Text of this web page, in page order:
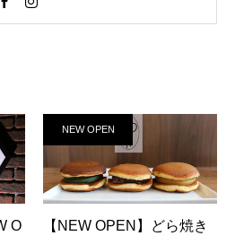
O
NEW OPEN
【NEW OPEN】どら焼き